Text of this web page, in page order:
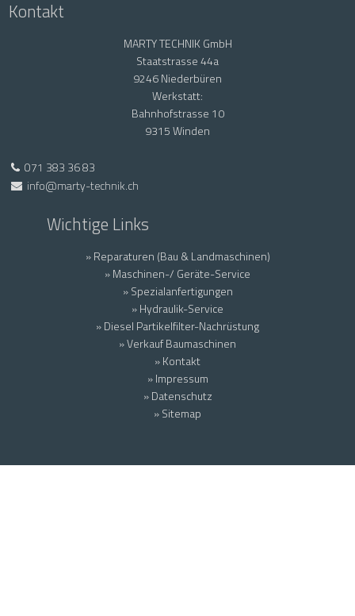
Kontakt
MARTY TECHNIK GmbH
Staatstrasse 44a
9246 Niederbüren
Werkstatt:
Bahnhofstrasse 10
9315 Winden
071 383 36 83
info@marty-technik.ch
Wichtige Links
» Reparaturen (Bau & Landmaschinen)
» Maschinen-/ Geräte-Service
» Spezialanfertigungen
» Hydraulik-Service
» Diesel Partikelfilter-Nachrüstung
» Verkauf Baumaschinen
» Kontakt
» Impressum
» Datenschutz
» Sitemap